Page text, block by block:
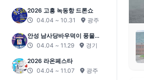
2026 고흥 녹동항 드론쇼
04.04 ~ 10.31
광주
안성 남사당바우덕이 풍물단
상설 공연 ‘곰뱅이텄다’
04.04 ~ 11.29 경기
2026 라온페스타
04.04 ~ 11.07
광주